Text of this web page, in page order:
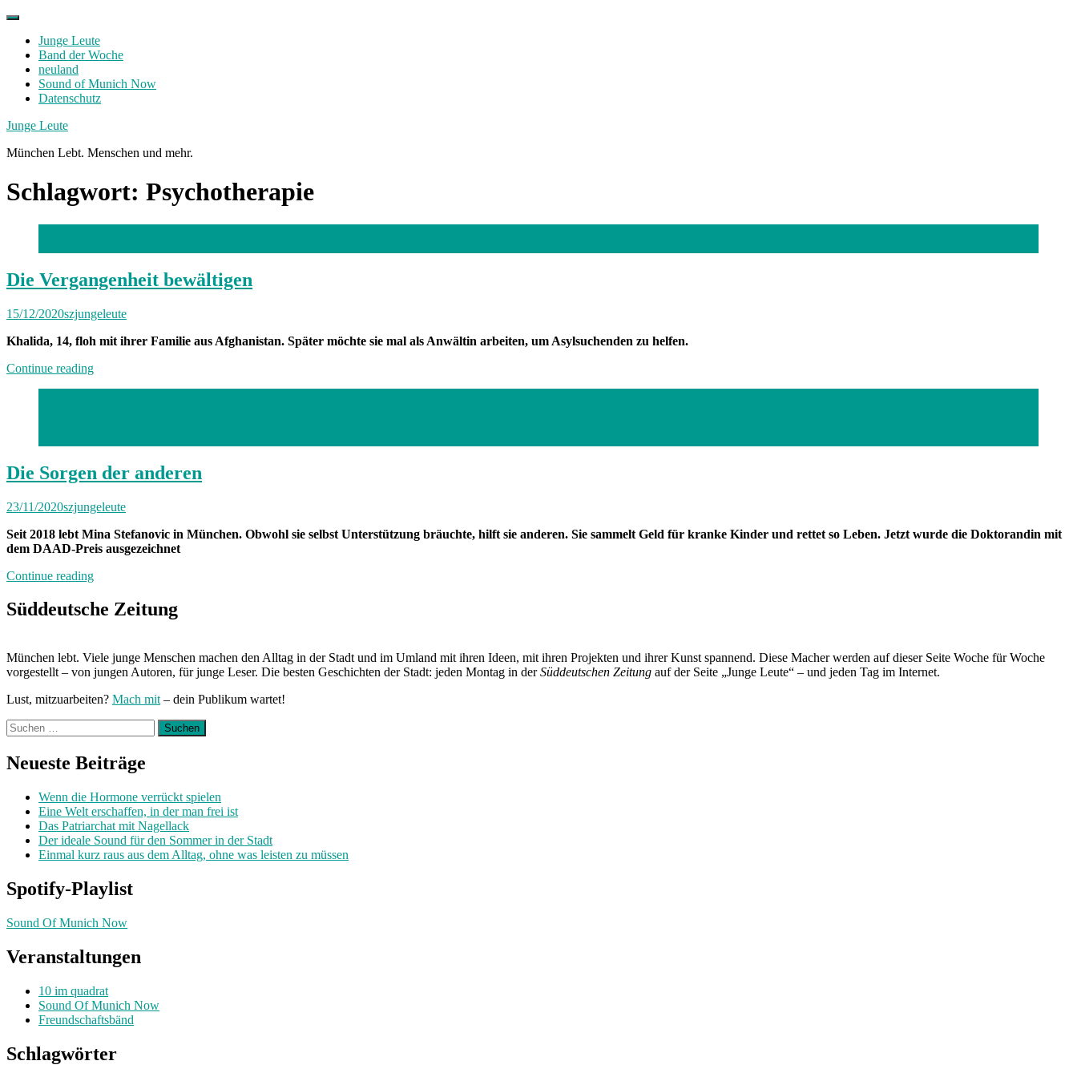
Skip
contentJunge Leute
Band der Woche
neuland
Sound of Munich Now
Datenschutz
Facebook
Twitter
Instagram
Junge Leute
München Lebt. Menschen und mehr.
Schlagwort: Psychotherapie
Die Vergangenheit bewältigen
15/12/2020szjungeleute
Khalida, 14, floh mit ihrer Familie aus Afghanistan. Später möchte sie mal als Anwältin arbeiten, um Asylsuchenden zu helfen.
Continue reading„Die
Die Sorgen der anderen
23/11/2020szjungeleute
Seit 2018 lebt Mina Stefanovic in München. Obwohl sie selbst Unterstützung bräuchte, hilft sie anderen. Sie sammelt Geld für kranke Kinder und rettet so Leben. Jetzt wurde die Doktorandin mit
dem DAAD-Preis ausgezeichnet
Continue reading„Die
der
anderen“
Süddeutsche Zeitung
München lebt. Viele junge Menschen machen den Alltag in der Stadt und im Umland mit ihren Ideen, mit ihren Projekten und ihrer Kunst spannend. Diese Macher werden auf dieser Seite Woche für Woche
vorgestellt – von jungen Autoren, für junge Leser. Die besten Geschichten der Stadt: jeden Montag in derSüddeutschen Zeitung auf der Seite „Junge Leute“ – und jeden Tag im Internet.
Lust, mitzuarbeiten? Mach mit – dein Publikum wartet!
Suchen
nach:
Neueste Beiträge
Wenn die Hormone verrückt spielen
Eine Welt erschaffen, in der man frei ist
Das Patriarchat mit Nagellack
Der ideale Sound für den Sommer in der Stadt
Einmal kurz raus aus dem Alltag, ohne was leisten zu müssen
Spotify-Playlist
Sound Of Munich Now
Veranstaltungen
10 im quadrat
Sound Of Munich Now
Freundschaftsbänd
Schlagwörter